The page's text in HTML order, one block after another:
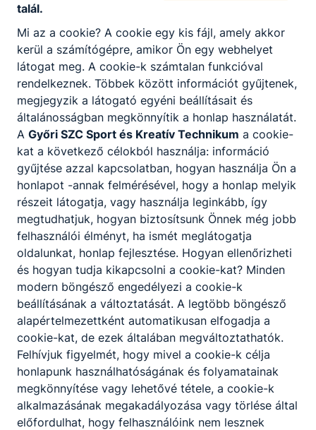
talál.
Mi az a cookie? A cookie egy kis fájl, amely akkor
kerül a számítógépre, amikor Ön egy webhelyet
látogat meg. A cookie-k számtalan funkcióval
rendelkeznek. Többek között információt gyűjtenek,
megjegyzik a látogató egyéni beállításait és
általánosságban megkönnyítik a honlap használatát.
A Győri SZC Sport és Kreatív Technikum a cookie-
kat a következő célokból használja: információ
gyűjtése azzal kapcsolatban, hogyan használja Ön a
honlapot -annak felmérésével, hogy a honlap melyik
részeit látogatja, vagy használja leginkább, így
megtudhatjuk, hogyan biztosítsunk Önnek még jobb
felhasználói élményt, ha ismét meglátogatja
oldalunkat, honlap fejlesztése. Hogyan ellenőrizheti
és hogyan tudja kikapcsolni a cookie-kat? Minden
modern böngésző engedélyezi a cookie-k
beállításának a változtatását. A legtöbb böngésző
alapértelmezettként automatikusan elfogadja a
cookie-kat, de ezek általában megváltoztathatók.
Felhívjuk figyelmét, hogy mivel a cookie-k célja
honlapunk használhatóságának és folyamatainak
megkönnyítése vagy lehetővé tétele, a cookie-k
alkalmazásának megakadályozása vagy törlése által
előfordulhat, hogy felhasználóink nem lesznek